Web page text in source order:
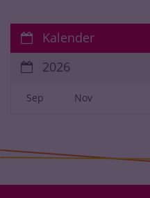
Kalender
2026
Sep Nov